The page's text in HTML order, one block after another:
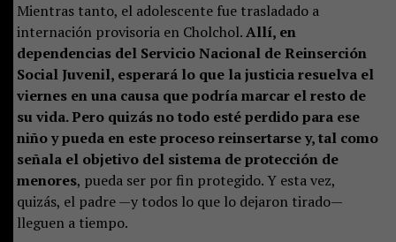
Mientras tanto, el adolescente fue trasladado a
internación provisoria en Cholchol.Allí, en
dependencias del Servicio Nacional de Reinserción
Social Juvenil, esperará lo que la justicia resuelva el
viernes en una causa que podría marcar el resto de
su vida. Pero quizás no todo esté perdido para ese
niño y pueda en este proceso reinsertarse y, tal como
señala el objetivo del sistema de protección de
menores, pueda ser por fin protegido. Y esta vez,
quizás, el padre —y todos lo que lo dejaron tirado—
lleguen a tiempo.